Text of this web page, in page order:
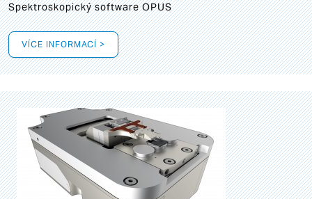
Spektroskopický software OPUS
VÍCE INFORMACÍ >